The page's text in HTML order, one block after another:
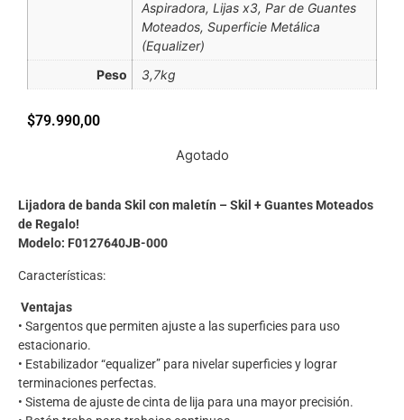
Aspiradora, Lijas x3, Par de Guantes
Moteados, Superficie Metálica
(Equalizer)
Peso
3,7kg
$79.990,00
Agotado
Lijadora de banda Skil con maletín – Skil + Guantes Moteados
de Regalo!
Modelo: F0127640JB-000
Características:
Ventajas
• Sargentos que permiten ajuste a las superficies para uso
estacionario.
• Estabilizador “equalizer” para nivelar superficies y lograr
terminaciones perfectas.
• Sistema de ajuste de cinta de lija para una mayor precisión.